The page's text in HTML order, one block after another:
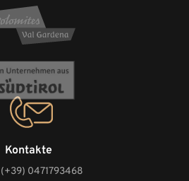
Kontakte
(+39) 0471793468